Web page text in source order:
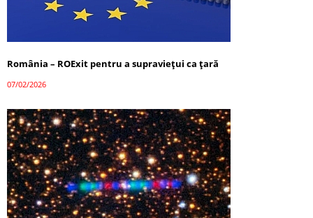
România – ROExit pentru a supraviețui ca țară
07/02/2026